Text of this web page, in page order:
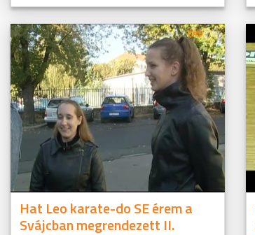
Hat Leo karate-do SE érem a
Svájcban megrendezett II.